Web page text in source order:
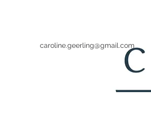
caroline.geerling@gmail.com